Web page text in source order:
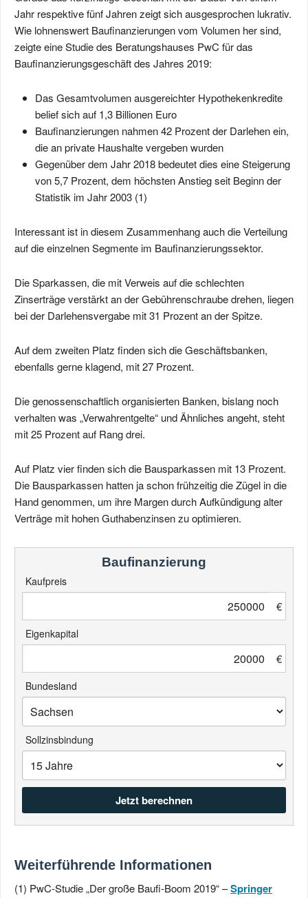
Jahr respektive fünf Jahren zeigt sich ausgesprochen lukrativ.
Wie lohnenswert Baufinanzierungen vom Volumen her sind,
zeigte eine Studie des Beratungshauses PwC für das
Baufinanzierungsgeschäft des Jahres 2019:
Das Gesamtvolumen ausgereichter Hypothekenkredite
belief sich auf 1,3 Billionen Euro
Baufinanzierungen nahmen 42 Prozent der Darlehen ein,
die an private Haushalte vergeben wurden
Gegenüber dem Jahr 2018 bedeutet dies eine Steigerung
von 5,7 Prozent, dem höchsten Anstieg seit Beginn der
Statistik im Jahr 2003 (1)
Interessant ist in diesem Zusammenhang auch die Verteilung
auf die einzelnen Segmente im Baufinanzierungssektor.
Die Sparkassen, die mit Verweis auf die schlechten
Zinserträge verstärkt an der Gebührenschraube drehen, liegen
bei der Darlehensvergabe mit 31 Prozent an der Spitze.
Auf dem zweiten Platz finden sich die Geschäftsbanken,
ebenfalls gerne klagend, mit 27 Prozent.
Die genossenschaftlich organisierten Banken, bislang noch
verhalten was „Verwahrentgelte“ und Ähnliches angeht, steht
mit 25 Prozent auf Rang drei.
Auf Platz vier finden sich die Bausparkassen mit 13 Prozent.
Die Bausparkassen hatten ja schon frühzeitig die Zügel in die
Hand genommen, um ihre Margen durch Aufkündigung alter
Verträge mit hohen Guthabenzinsen zu optimieren.
Baufinanzierung
Kaufpreis
€
Eigenkapital
€
Bundesland
Sollzinsbindung
Weiterführende Informationen
(1) PwC-Studie „Der große Baufi-Boom 2019“ –Springer